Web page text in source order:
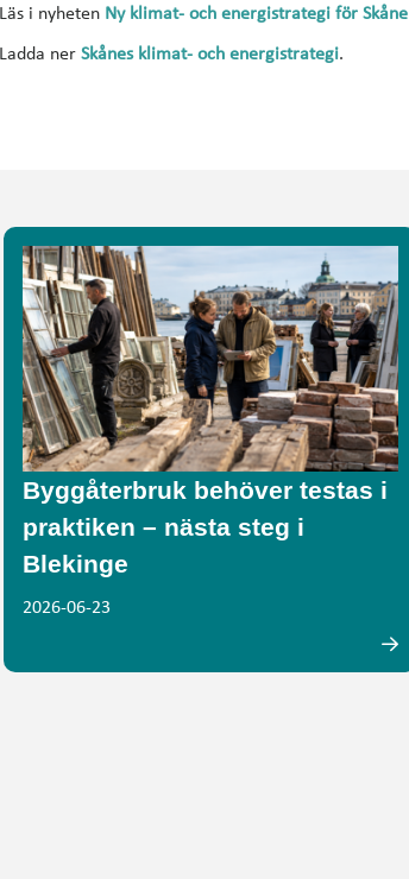
Läs i nyheten Ny klimat- och energistrategi för Skåne
Ladda ner Skånes klimat- och energistrategi.
Byggåterbruk behöver testas i
praktiken – nästa steg i
Blekinge
2026-06-23